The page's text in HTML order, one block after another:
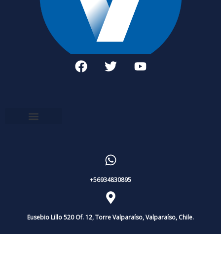
+56934830895
Eusebio Lillo 520 Of. 12, Torre Valparaíso, Valparaíso, Chile.